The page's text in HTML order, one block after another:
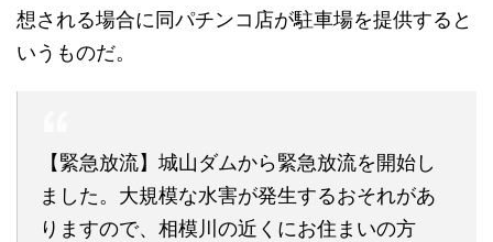
想される場合に同パチンコ店が駐車場を提供すると
いうものだ。
【緊急放流】城山ダムから緊急放流を開始し
ました。大規模な水害が発生するおそれがあ
りますので、相模川の近くにお住まいの方